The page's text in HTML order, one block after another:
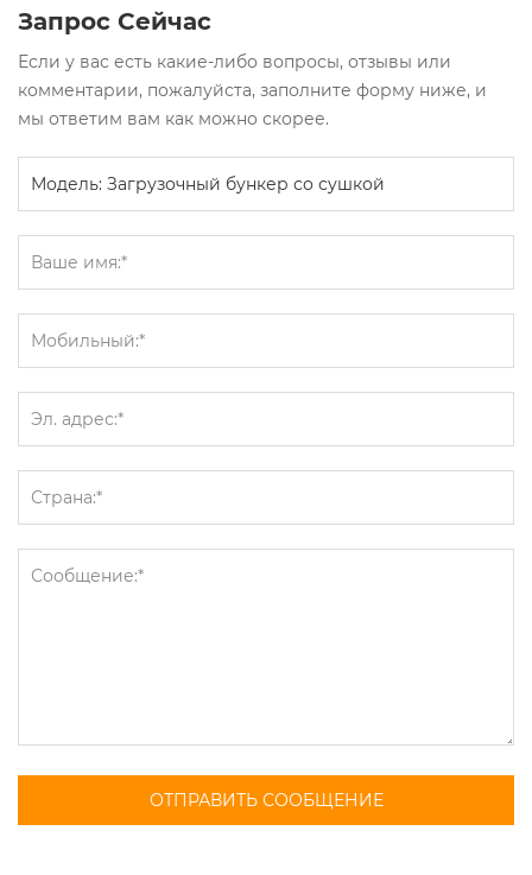
Запрос Сейчас
Если у вас есть какие-либо вопросы, отзывы или
комментарии, пожалуйста, заполните форму ниже, и
мы ответим вам как можно скорее.
ОТПРАВИТЬ СООБЩЕНИЕ